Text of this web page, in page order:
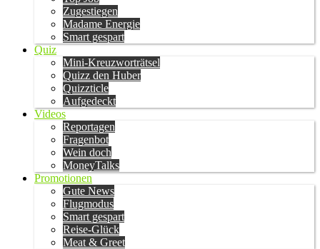
Zugestiegen
Madame Energie
Smart gespart
Quiz
Mini-Kreuzworträtsel
Quizz den Huber
Quizzticle
Aufgedeckt
Videos
Reportagen
Fragenbot
Wein doch
MoneyTalks
Promotionen
Gute News
Flugmodus
Smart gespart
Reise-Glück
Meat & Greet